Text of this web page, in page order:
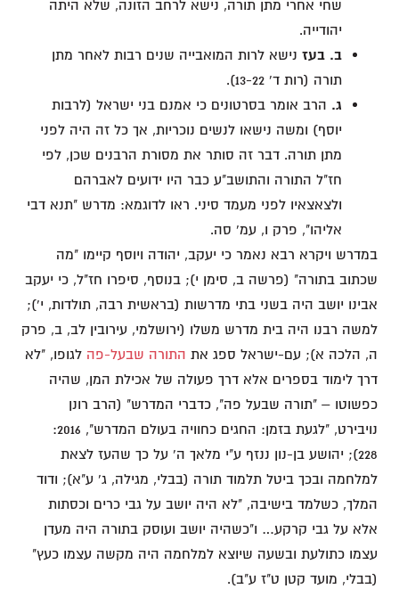
שחי אחרי מתן תורה, נישא לרחב הזונה, שלא היתה
יהודייה.
ב. בעז נישא לרות המואבייה שנים רבות לאחר מתן
תורה (רות ד' 13-22).
ג. הרב אומר בסרטונים כי אמנם בני ישראל (לרבות
יוסף) ומשה נישאו לנשים נוכריות, אך כל זה היה לפני
מתן תורה. דבר זה סותר את מסורת הרבנים שכן, לפי
חז"ל התורה והתושב"ע כבר היו ידועים לאברהם
ולצאצאיו לפני מעמד סיני. ראו לדוגמא: מדרש "תנא דבי
אליהו", פרק ו, עמ' סה.
במדרש ויקרא רבא נאמר כי יעקב, יהודה ויוסף קיימו "מה
שכתוב בתורה" (פרשה ב, סימן י); בנוסף, סיפרו חז"ל, כי יעקב
אבינו יושב היה בשני בתי מדרשות (בראשית רבה, תולדות, י');
למשה רבנו היה בית מדרש משלו (ירושלמי, עירובין לב, ב, פרק
ה, הלכה א); עם-ישראל ספג את התורה שבעל-פה לגופו, "לא
דרך לימוד בספרים אלא דרך פעולה של אכילת המן, שהיה
כפשוטו – "תורה שבעל פה", כדברי המדרש" (הרב רונן
נויבירט, "לגעת בזמן: החגים כחוויה בעולם המדרש", 2016:
228); יהושע בן-נון ננזף ע"י מלאך ה' על כך שהעז לצאת
למלחמה ובכך ביטל תלמוד תורה (בבלי, מגילה, ג' ע"א); ודוד
המלך, כשלמד בישיבה, "לא היה יושב על גבי כרים וכסתות
אלא על גבי קרקע… ו"כשהיה יושב ועוסק בתורה היה מעדן
עצמו כתולעת ובשעה שיוצא למלחמה היה מקשה עצמו כעץ"
(בבלי, מועד קטן ט"ז ע"ב).